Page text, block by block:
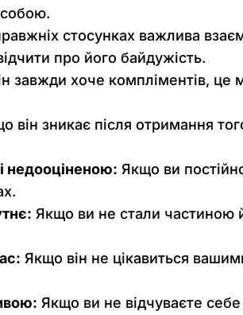
собою.
стосунках важлива
про його байдужість.
завжди хоче компліментів, це
він зникає після отримання
недооціненою: Якщо ви
Якщо ви не стали частиною
Якщо він не цікавиться
Якщо ви не відчуваєте